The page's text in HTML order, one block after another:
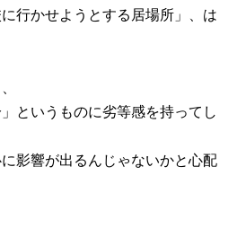
行かせようとする居場所」、は
というものに劣等感を持ってし
影響が出るんじゃないかと心配